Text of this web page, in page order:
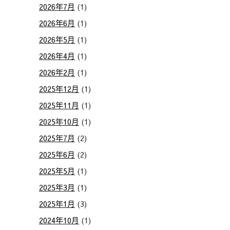
2026年7月 (1)
2026年6月 (1)
2026年5月 (1)
2026年4月 (1)
2026年2月 (1)
2025年12月 (1)
2025年11月 (1)
2025年10月 (1)
2025年7月 (2)
2025年6月 (2)
2025年5月 (1)
2025年3月 (1)
2025年1月 (3)
2024年10月 (1)